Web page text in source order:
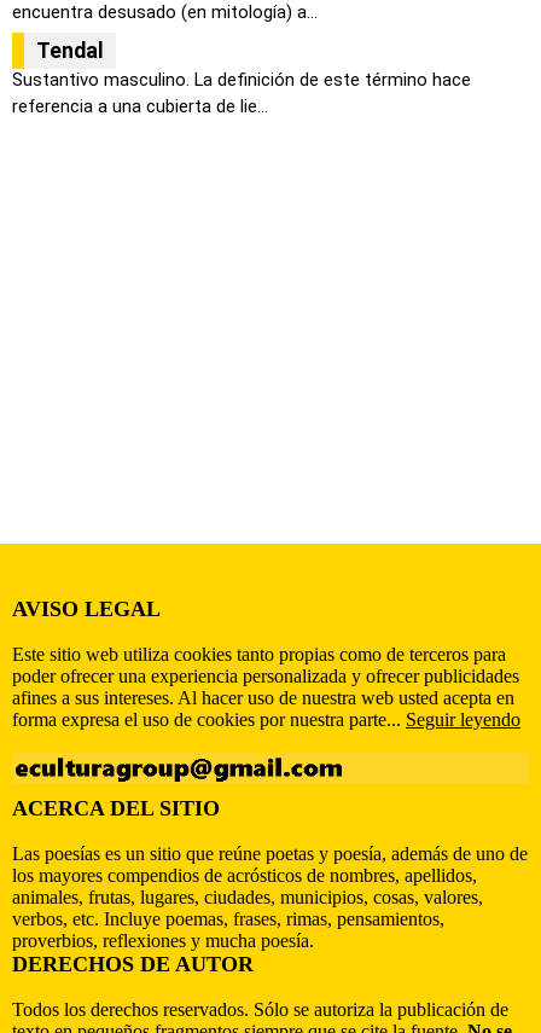
encuentra desusado (en mitología) a...
Tendal
Sustantivo masculino. La definición de este término hace
referencia a una cubierta de lie...
AVISO LEGAL
Este sitio web utiliza cookies tanto propias como de terceros para
poder ofrecer una experiencia personalizada y ofrecer publicidades
afines a sus intereses. Al hacer uso de nuestra web usted acepta en
forma expresa el uso de cookies por nuestra parte... Seguir leyendo
ACERCA DEL SITIO
Las poesías es un sitio que reúne poetas y poesía, además de uno de
los mayores compendios de acrósticos de nombres, apellidos,
animales, frutas, lugares, ciudades, municipios, cosas, valores,
verbos, etc. Incluye poemas, frases, rimas, pensamientos,
proverbios, reflexiones y mucha poesía.
DERECHOS DE AUTOR
Todos los derechos reservados. Sólo se autoriza la publicación de